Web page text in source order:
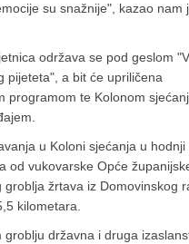
su snažnije", kazao nam
održava se pod geslom
pijeteta", a bit će upriličena
programom te Kolonom
u Koloni sjećanja u hodnji
od vukovarske Opće
žrtava iz Domovinskog
kilometara.
groblju državna i druga